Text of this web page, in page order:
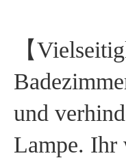
【
und
Lampe. Ihr